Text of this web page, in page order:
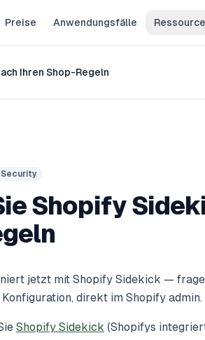
Preise Anwendungsfälle
Ihren Shop-Regeln
Security
Shopify
jetzt mit Shopify Sidekick —
direkt im Shopify admin.
Shopify Sidekick (Shopifys